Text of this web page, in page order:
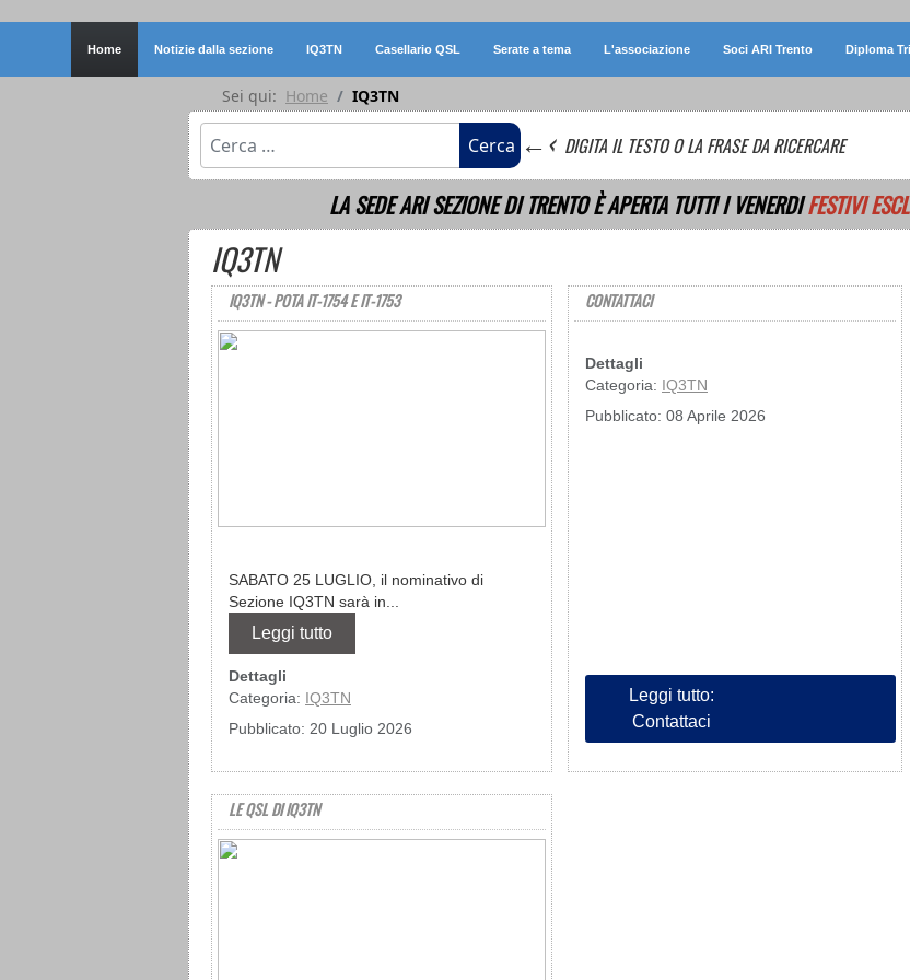
Home Notizie dalla sezione IQ3TN Casellario QSL Serate a tema L'associazione Soci ARI Trento Diploma
Sei qui: Home
IQ3TN
Cerca
Cerca ←‹ DIGITA IL TESTO O LA FRASE DA RICERCARE
LA SEDE ARI SEZIONE DI TRENTO È APERTA TUTTI I VENERDIFESTIVI
IQ3TN
IQ3TN - POTA IT-1754 E IT-1753
SABATO 25 LUGLIO, il nominativo di
Sezione IQ3TN sarà in...
Leggi tutto
Dettagli
Categoria: IQ3TN
Pubblicato: 20 Luglio 2026
CONTATTACI
Dettagli
Categoria: IQ3TN
Pubblicato: 08 Aprile 2026
Leggi tutto:
Contattaci
LE QSL DI IQ3TN